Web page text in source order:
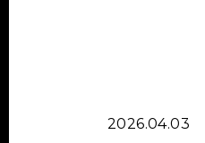
2026.04.03